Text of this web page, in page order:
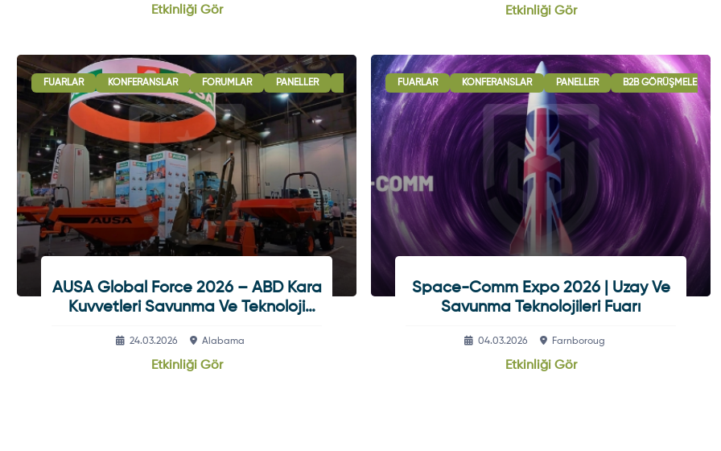
Etkinliği Gör Etkinliği Gör
FUARLAR KONFERANSLAR FORUMLAR PANELLER B2B GÖRÜŞMELERI ULUSLARARASI İŞBIRLIĞI OTURUMLARI SERGI - GÖSTERI
AUSA Global Force 2026 – ABD Kara
Kuvvetleri Savunma Ve Teknoloji
24.03.2026 Alabama
Etkinliği Gör
FUARLAR KONFERANSLAR PANELLER B2B GÖRÜŞMELERI
Space-Comm Expo 2026 | Uzay Ve
Savunma Teknolojileri Fuarı
04.03.2026 Farnboroug
Etkinliği Gör